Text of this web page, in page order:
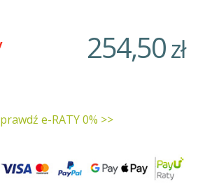
254,50zł
e-RATY 0% >>